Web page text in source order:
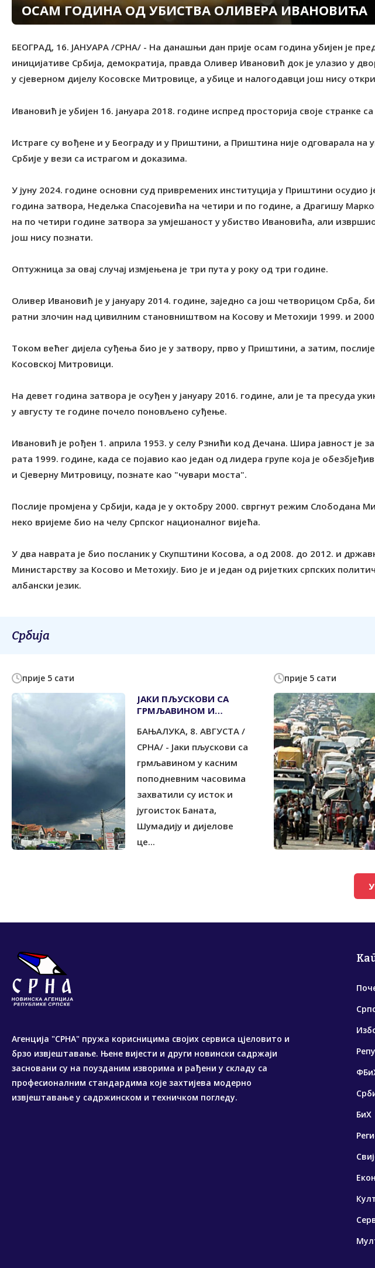
ОСАМ ГOДИНА ОД УБИСТВА ОЛИВЕРА ИВАНОВИЋА
БЕОГРАД, 16. ЈАНУАРА /СРНА/ - На данашњи дан прије осам година убијен је
иницијативе Србија, демократија, правда Оливер Ивановић док је улазио у
у сјеверном дијелу Косовске Митровице, а убице и налогодавци још нису
Ивановић је убијен 16. јануара 2018. године испред просторија своје странке
Истраге су вођене и у Београду и у Приштини, а Приштина није одговарала на
Србије у вези са истрагом и доказима.
У јуну 2024. године основни суд привремених институција у Приштини осудио
година затвора, Недељка Спасојевића на четири и по године, а Драгишу
на по четири године затвора за умјешаност у убиство Ивановића, али
још нису познати.
Оптужница за овај случај измјењена је три пута у року од три године.
Оливер Ивановић је у јануару 2014. године, заједно са још четворицом Срба,
ратни злочин над цивилним становништвом на Косову и Метохији 1999. и
Током већег дијела суђења био је у затвору, прво у Приштини, а затим, послије
Косовској Митровици.
На девет година затвора је осуђен у јануару 2016. године, али је та пресуда
у августу те године почело поновљено суђење.
Ивановић је рођен 1. априла 1953. у селу Рзнићи код Дечана. Шира јавност је
рата 1999. године, када се појавио као један од лидера групе која је
и Сјеверну Митровицу, познате као "чувари моста".
Послије промјена у Србији, када је у октобру 2000. свргнут режим Слободана
неко вријеме био на челу Српског националног вијећа.
У два наврата је био посланик у Скупштини Косова, а од 2008. до 2012. и
Министарству за Косово и Метохију. Био је и један од ријетких српских
албански језик.
Србија
прије 5 сати
ЈАКИ ПЉУСКОВИ СА
ГРМЉАВИНОМ И
ДИЈЕЛОВИМА СРБИЈЕ
БАЊАЛУКА, 8. АВГУСТА /
СРНА/ - Јаки пљускови са
грмљавином у касним
поподневним часовима
захватили су исток и
југоисток Баната,
Шумадију и дијелове
це...
прије 5 сати
Агенција "СРНА" пружа корисницима својих сервиса цјеловито и
брзо извјештавање. Њене вијести и други новински садржаји
засновани су на поузданим изворима и рађени у складу са
професионалним стандардима које захтијева модерно
извјештавање у садржинском и техничком погледу.
БиХ